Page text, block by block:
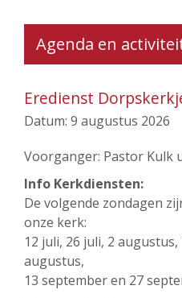
Agenda en
Eredienst
Datum: 9 augustus 2026
Voorganger: Pastor Kulk
Info Kerkdiensten:
De volgende zondagen
onze kerk:
12 juli, 26 juli, 2
augustus,
13 september en 27